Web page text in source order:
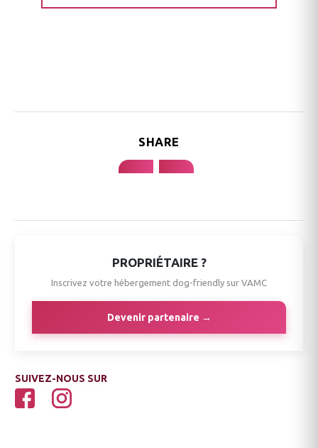
SHARE
PROPRIÉTAIRE ?
Inscrivez votre hébergement dog-friendly sur VAMC
Devenir partenaire →
SUIVEZ-NOUS SUR